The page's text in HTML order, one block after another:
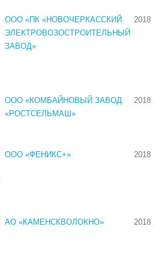
ООО «ПК «НОВОЧЕРКАССКИЙ
ЭЛЕКТРОВОЗОСТРОИТЕЛЬНЫЙ
ЗАВОД»
2018
ООО «КОМБАЙНОВЫЙ ЗАВОД
«РОСТСЕЛЬМАШ»
2018
ООО «ФЕНИКС+» 2018
АО «КАМЕНСКВОЛОКНО» 2018